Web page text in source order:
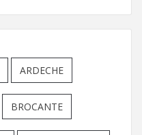
ARDECHE
BROCANTE